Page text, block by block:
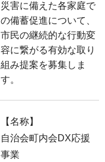
災害に備えた各家庭で
の備蓄促進について、
市民の継続的な行動変
容に繋がる有効な取り
組み提案を募集しま
す。
【名称】
自治会町内会DX応援
事業